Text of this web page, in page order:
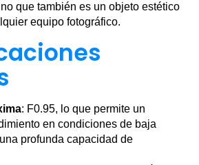
que también es un objeto estético
equipo fotográfico.
: F0.95, lo que permite un
en condiciones de baja
profunda capacidad de